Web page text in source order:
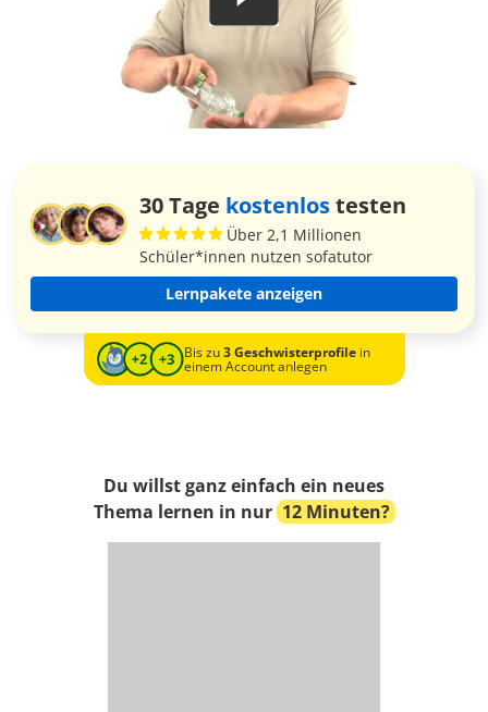
30 Tage kostenlostesten
Über 2,1 Millionen
Schüler*innen nutzen sofatutor
Lernpakete anzeigen
Bis zu3 Geschwisterprofilein
einem Account anlegen
Du willst ganz einfach ein neues
Thema lernen in nur 12 Minuten?